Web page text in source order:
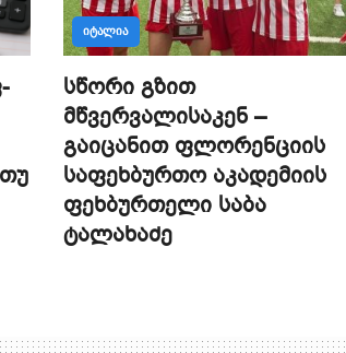
ᲘᲢᲐᲚᲘᲐ
სწორი გზით
მწვერვალისაკენ –
გაიცანით ფლორენციის
საფეხბურთო აკადემიის
ფეხბურთელი საბა
ტალახაძე